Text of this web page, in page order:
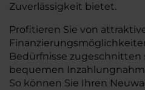
Zuverlässigkeit bietet.
Profitieren Sie von
Bedürfnisse zugeschnitten
bequemen
So können Sie Ihren